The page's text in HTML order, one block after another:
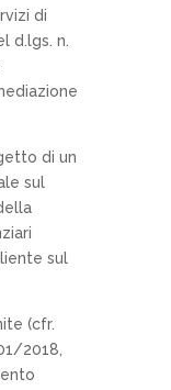
di
d.lgs. n.
di un
sul
sul
(cfr.
2018,